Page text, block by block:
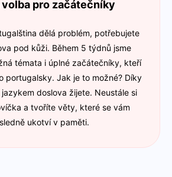
pro začátečníky
dělá problém, potřebujete
pod kůži. Během 5 týdnů jsme
témata i úplné začátečníky, kteří
portugalsky. Jak je to možné? Díky
doslova žijete. Neustále si
a tvoříte věty, které se vám
ukotví v paměti.